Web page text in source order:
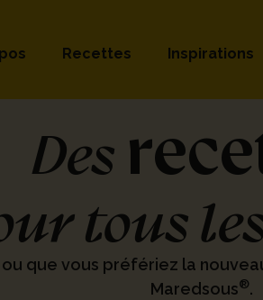
Recettes Inspirations
Des
tous
que vous préfériez la
Maredsous®.